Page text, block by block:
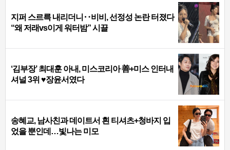
지퍼 스르륵 내리더니‥비비, 선정성 논란 터졌다
“왜 저래vs이게 워터밤” 시끌
‘김부장’ 최대훈 아내, 미스코리아 善+미스 인터내
셔널 3위 ♥장윤서였다
송혜교, 남사친과 데이트서 흰 티셔츠+청바지 입
었을 뿐인데…빛나는 미모